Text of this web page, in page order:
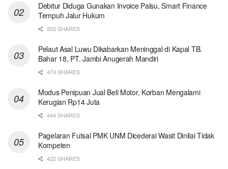
Debitur Diduga Gunakan Invoice Palsu, Smart Finance
Tempuh Jalur Hukum
502 SHARES
Pelaut Asal Luwu Dikabarkan Meninggal di Kapal TB.
Bahar 18, PT. Jambi Anugerah Mandiri
474 SHARES
Modus Penipuan Jual Beli Motor, Korban Mengalami
Kerugian Rp14 Juta
444 SHARES
Pagelaran Futsal PMK UNM Dicederai Wasit Dinilai Tidak
Kompeten
422 SHARES